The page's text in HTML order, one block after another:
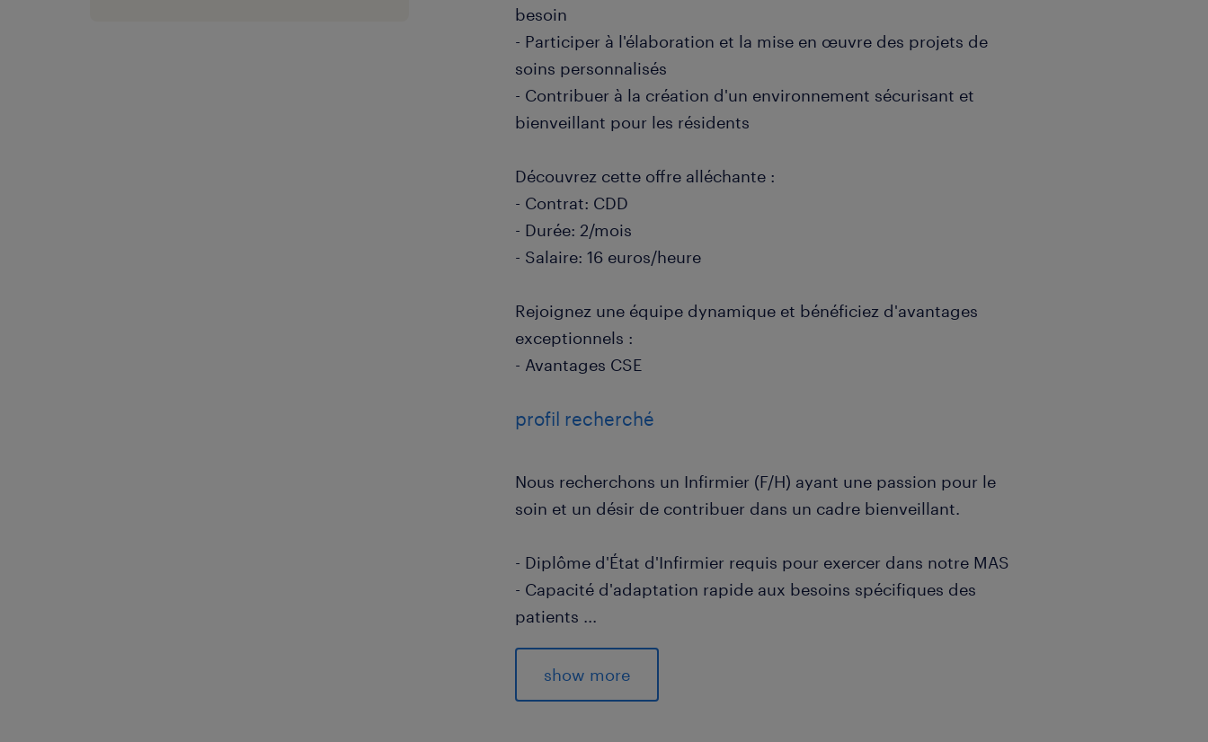
besoin
- Participer à l'élaboration et la mise en œuvre des projets de
soins personnalisés
- Contribuer à la création d'un environnement sécurisant et
bienveillant pour les résidents
Découvrez cette offre alléchante :
- Contrat: CDD
- Durée: 2/mois
- Salaire: 16 euros/heure
Rejoignez une équipe dynamique et bénéficiez d'avantages
exceptionnels :
- Avantages CSE
profil recherché
Nous recherchons un Infirmier (F/H) ayant une passion pour le
soin et un désir de contribuer dans un cadre bienveillant.
- Diplôme d'État d'Infirmier requis pour exercer dans notre MAS
- Capacité d'adaptation rapide aux besoins spécifiques des
patients ...
- Excellentes compétences en communication et empathie
- Aptitude à travailler en équipe dans un environnement
dynamique
show more